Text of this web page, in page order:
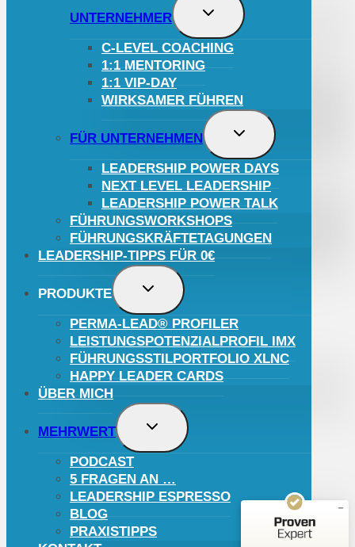
UNTERNEHMER
UNTERMENÜ
UMSCHALTEN
C-LEVEL COACHING
1:1 MENTORING
1:1 VIP-DAY
WIRKSAMER FÜHREN
FÜR UNTERNEHMEN
UNTERMENÜ
UMSCHALTEN
LEADERSHIP POWER DAYS
NEXT LEVEL LEADERSHIP
LEADERSHIP POWER TALK
FÜHRUNGSWORKSHOPS
FÜHRUNGSKRÄFTETAGUNGEN
LEADERSHIP-TIPPS FÜR 0€
PRODUKTE
UNTERMENÜ
UMSCHALTEN
PERMA-LEAD® PROFILER
LEISTUNGSPOTENZIALPROFIL IMX
FÜHRUNGSSTILPORTFOLIO XLNC
HAPPY LEADER CARDS
ÜBER MICH
MEHRWERT
UNTERMENÜ
UMSCHALTEN
PODCAST
5 FRAGEN AN …
LEADERSHIP ESPRESSO
BLOG
PRAXISTIPPS
Kundenbewertungen und Erfahrungen zu
SEHR GUT
23
Bewertungen auf
ProvenExpert.com
5